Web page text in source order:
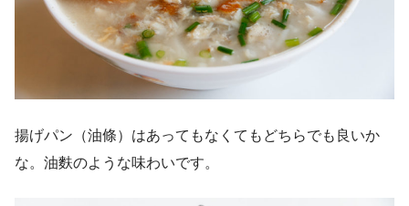
揚げパン（油條）はあってもなくてもどちらでも良いか
な。油麩のような味わいです。